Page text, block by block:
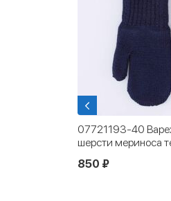
07721193-40
шерсти мериноса
850 ₽